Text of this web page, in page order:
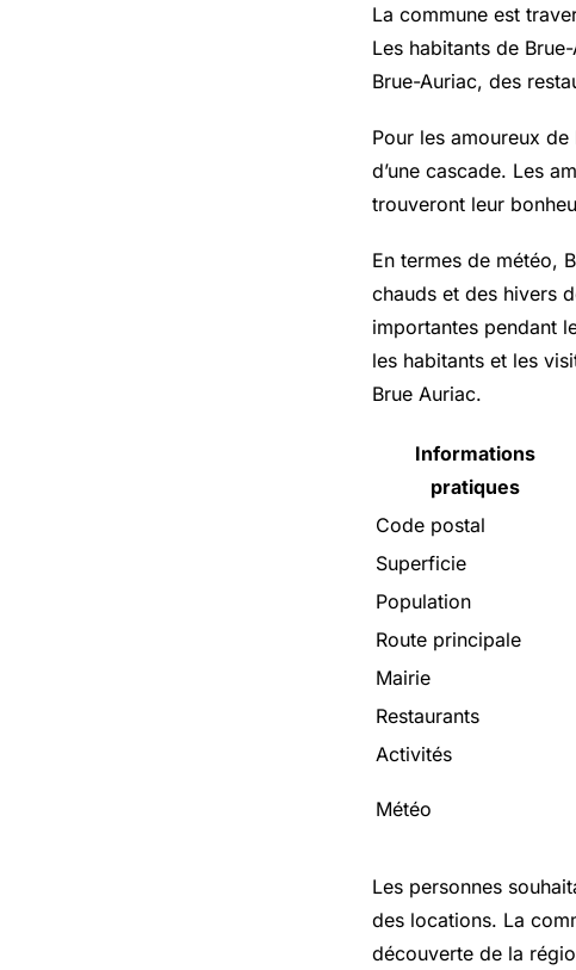
La commune est
Les habitants de
Brue-Auriac, des
Pour les amoureux
d’une cascade. Les
trouveront leur
En termes de météo,
chauds et des hivers
importantes pendant
les habitants et les
Brue Auriac.
Informations
pratiques
Code postal
Superficie
Population
Route principale
Mairie
Restaurants
Activités
Météo
Les personnes
des locations. La
découverte de la